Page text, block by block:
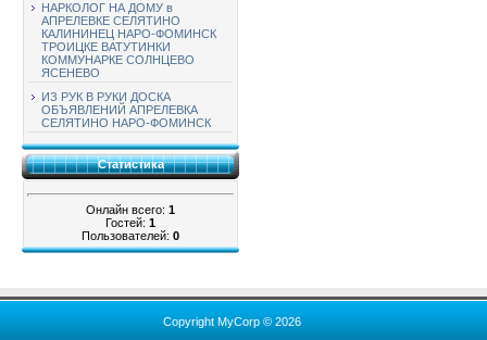
НАРКОЛОГ НА ДОМУ в
АПРЕЛЕВКЕ СЕЛЯТИНО
КАЛИНИНЕЦ НАРО-ФОМИНСК
ТРОИЦКЕ ВАТУТИНКИ
КОММУНАРКЕ СОЛНЦЕВО
ЯСЕНЕВО
ИЗ РУК В РУКИ ДОСКА
ОБЪЯВЛЕНИЙ АПРЕЛЕВКА
СЕЛЯТИНО НАРО-ФОМИНСК
Статистика
Онлайн всего: 1
Гостей: 1
Пользователей: 0
Copyright MyCorp © 2026